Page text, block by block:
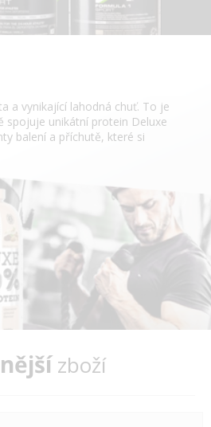
a vynikající lahodná chuť. To je
spojuje unikátní protein Deluxe
balení a příchutě, které si
zboží